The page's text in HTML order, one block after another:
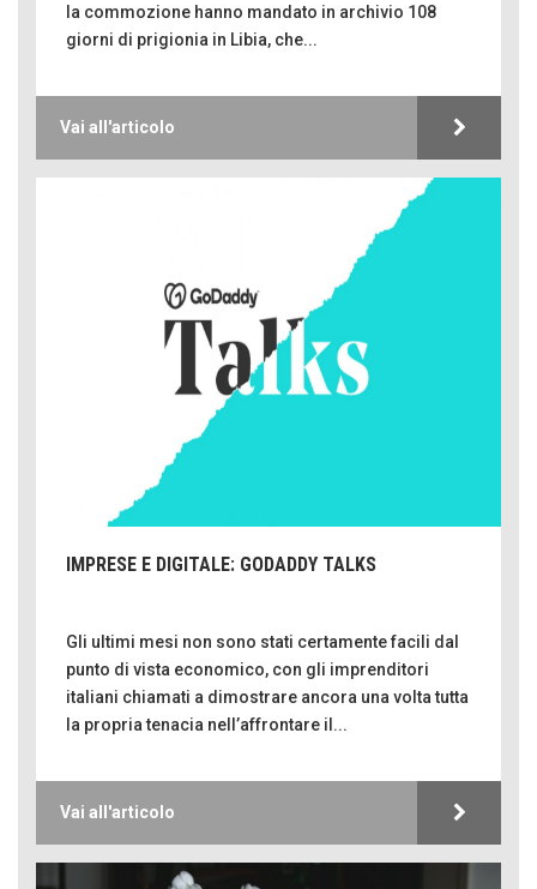
la commozione hanno mandato in archivio 108
giorni di prigionia in Libia, che...
Vai all'articolo
IMPRESE E DIGITALE: GODADDY TALKS
Gli ultimi mesi non sono stati certamente facili dal
punto di vista economico, con gli imprenditori
italiani chiamati a dimostrare ancora una volta tutta
la propria tenacia nell’affrontare il...
Vai all'articolo